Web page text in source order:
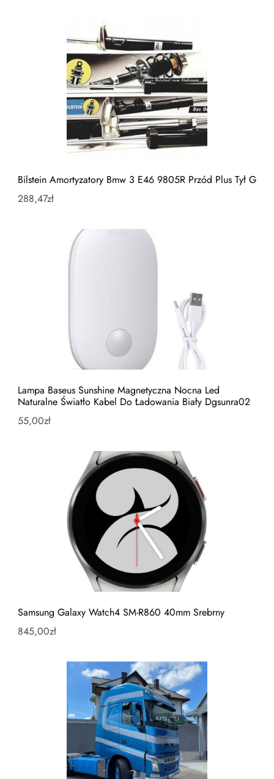
Bilstein Amortyzatory Bmw 3 E46 9805R Przód Plus Tył G
288,47zł
Lampa Baseus Sunshine Magnetyczna Nocna Led
Naturalne Światło Kabel Do Ładowania Biały Dgsunra02
55,00zł
Samsung Galaxy Watch4 SM-R860 40mm Srebrny
845,00zł